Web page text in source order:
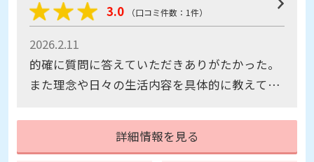
3.0
（口コミ件数：1件）
2026.2.11
的確に質問に答えていただきありがたかった。
また理念や日々の生活内容を具体的に教えてい
詳細情報を見る